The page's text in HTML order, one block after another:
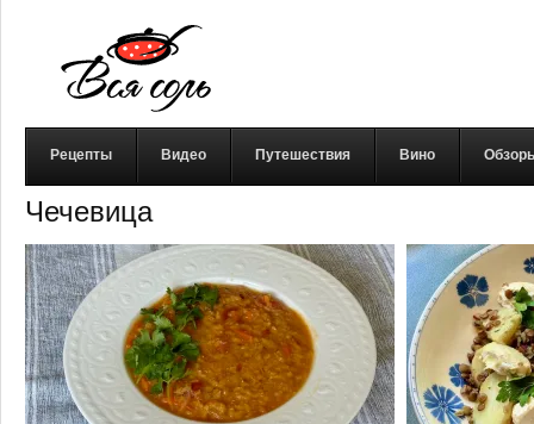
Рецепты Видео Путешествия Вино
Чечевица